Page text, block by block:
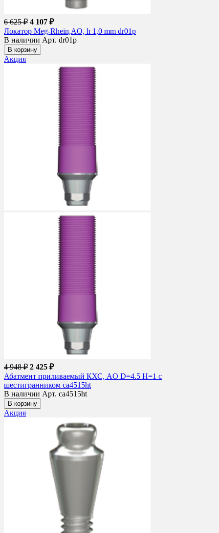
6 625 ₽ 4 107 ₽
Локатор Meg-Rhein,AO, h 1,0 mm dr01p
В наличии Арт. dr01p
В корзину
Акция
4 948 ₽ 2 425 ₽
Абатмент приливаемый КХС, AO D=4.5 H=1 с
шестигранником ca4515ht
В наличии Арт. ca4515ht
В корзину
Акция